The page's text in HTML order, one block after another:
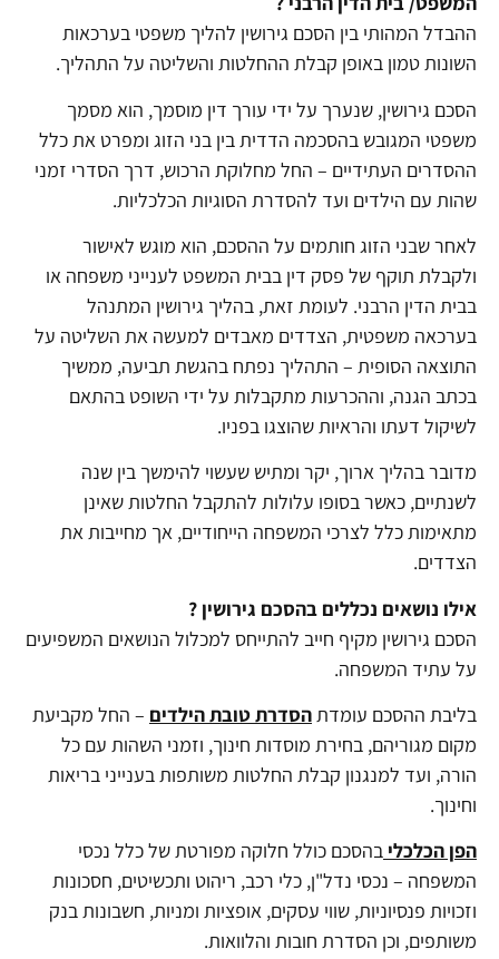
ההבדל המהותי בין הסכם גירושין להליך משפטי בערכאות
השונות טמון באופן קבלת ההחלטות והשליטה על התהליך.
הסכם גירושין, שנערך על ידי עורך דין מוסמך, הוא מסמך
משפטי המגובש בהסכמה הדדית בין בני הזוג ומפרט את כלל
ההסדרים העתידיים – החל מחלוקת הרכוש, דרך הסדרי זמני
שהות עם הילדים ועד להסדרת הסוגיות הכלכליות.
לאחר שבני הזוג חותמים על ההסכם, הוא מוגש לאישור
ולקבלת תוקף של פסק דין בבית המשפט לענייני משפחה או
בבית הדין הרבני. לעומת זאת, בהליך גירושין המתנהל
בערכאה משפטית, הצדדים מאבדים למעשה את השליטה על
התוצאה הסופית – התהליך נפתח בהגשת תביעה, ממשיך
בכתב הגנה, וההכרעות מתקבלות על ידי השופט בהתאם
לשיקול דעתו והראיות שהוצגו בפניו.
מדובר בהליך ארוך, יקר ומתיש שעשוי להימשך בין שנה
לשנתיים, כאשר בסופו עלולות להתקבל החלטות שאינן
מתאימות כלל לצרכי המשפחה הייחודיים, אך מחייבות את
הצדדים.
אילו נושאים נכללים בהסכם גירושין ?
הסכם גירושין מקיף חייב להתייחס למכלול הנושאים המשפיעים
על עתיד המשפחה.
בליבת ההסכם עומדתהסדרת טובת הילדים – החל מקביעת
מקום מגוריהם, בחירת מוסדות חינוך, וזמני השהות עם כל
הורה, ועד למנגנון קבלת החלטות משותפות בענייני בריאות
וחינוך.
הפן הכלכלי בהסכם כולל חלוקה מפורטת של כלל נכסי
המשפחה – נכסי נדל"ן, כלי רכב, ריהוט ותכשיטים, חסכונות
וזכויות פנסיוניות, שווי עסקים, אופציות ומניות, חשבונות בנק
משותפים, וכן הסדרת חובות והלוואות.